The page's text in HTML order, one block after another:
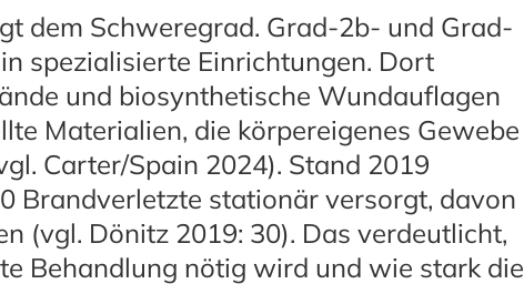
dem Schweregrad. Grad-2b- und Grad-
spezialisierte Einrichtungen. Dort
und biosynthetische Wundauflagen
Materialien, die körpereigenes Gewebe
Carter/Spain 2024). Stand 2019
Brandverletzte stationär versorgt, davon
(vgl. Dönitz 2019: 30). Das verdeutlicht,
Behandlung nötig wird und wie stark die